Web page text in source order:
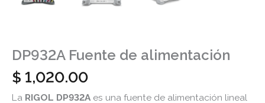
DP932A Fuente de alimentación
$ 1,020.00
La RIGOL DP932A es una fuente de alimentación lineal